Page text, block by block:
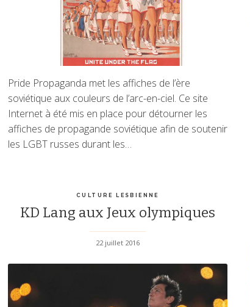
Pride Propaganda met les affiches de l’ère
soviétique aux couleurs de l’arc-en-ciel. Ce site
Internet à été mis en place pour détourner les
affiches de propagande soviétique afin de soutenir
les LGBT russes durant les…
CULTURE LESBIENNE
KD Lang aux Jeux olympiques
22 juillet 2016